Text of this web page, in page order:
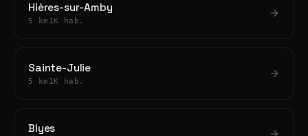
Hières-sur-Amby
5 km 1K hab.
Sainte-Julie
5 km 1K hab.
Blyes